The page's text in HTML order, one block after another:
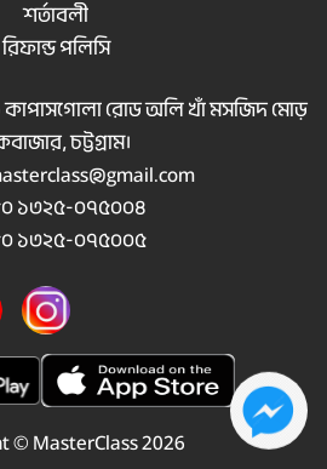
শর্তাবলী
রিফান্ড পলিসি
কাপাসগোলা রোড অলি খাঁ মসজিদ মোড়
চট্টগ্রাম।
১৩২৫-০৭৫০০৪
১৩২৫-০৭৫০০৫
© MasterClass 2026